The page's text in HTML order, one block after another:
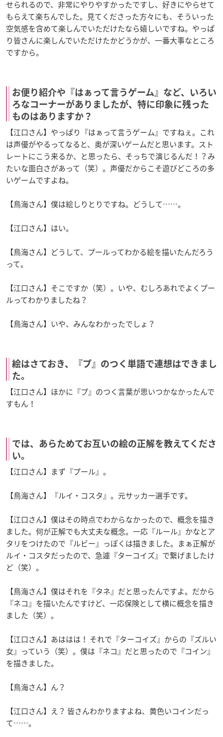
せられるので、非常にやりやすかったですし、好きにやらせて
もらえて楽ちんでした。見てくださった方々にも、そういった
空気感を含めて楽しんでいただけたなら嬉しいですね。やっぱ
り皆さんに楽しんでいただけたかどうかが、一番大事なところ
ですから。
お便り紹介や『はぁって言うゲーム』など、いろい
ろなコーナーがありましたが、特に印象に残った
ものはありますか？
【江口さん】やっぱり『はぁって言うゲーム』ですねぇ。これ
は声優がやるってなると、奥が深いゲームだと思います。スト
レートにこう来るか、と思ったら、そっちで演じるんだ！？み
たいな面白さがあって（笑）。声優だからこそ遊びどころの多
いゲームですよね。
【鳥海さん】僕は絵しりとりですね。どうして……。
【江口さん】はい。
【鳥海さん】どうして、プールってわかる絵を描いたんだろう
って。
【江口さん】そこですか（笑）。いや、むしろあれでよくプー
ルってわかりましたね？
【鳥海さん】いや、みんなわかったでしょ？
絵はさておき、『プ』のつく単語で連想はできまし
た。
【江口さん】ほかに『プ』のつく言葉が思いつかなかったんで
すもん！
では、あらためてお互いの絵の正解を教えてくださ
い。
【江口さん】まず『プール』。
【鳥海さん】『ルイ・コスタ』。元サッカー選手です。
【江口さん】僕はその時点でわからなかったので、概念を描き
ました。何が正解でも大丈夫な概念。一応『ルール』かなとア
タリをつけたので『ルビー』っぽくは描きました。まぁ正解が
ルイ・コスタだったので、急遽『ターコイズ』で繋げましたけ
ど（笑）。
【鳥海さん】僕はそれを『タネ』だと思ったんですよ。だから
『ネコ』を描いたんですけど、一応保険として横に概念を描き
ました（笑）。
【江口さん】あははは！ それで『ターコイズ』からの『ズルい
女』っていう（笑）。僕は『ネコ』だと思ったので『コイン』
を描きました。
【鳥海さん】ん？
【江口さん】え？ 皆さんわかりますよね、黄色いコインだっ
て……。